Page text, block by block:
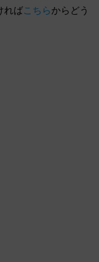
ればこちらからどう